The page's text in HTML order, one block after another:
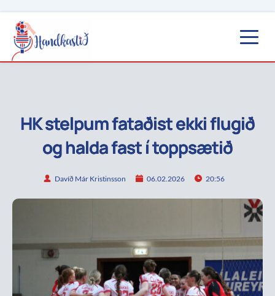
HK stelpum fataðist ekki flugið
og halda fast í toppsætið
Davíð Már Kristinsson 06.02.2026 20:56